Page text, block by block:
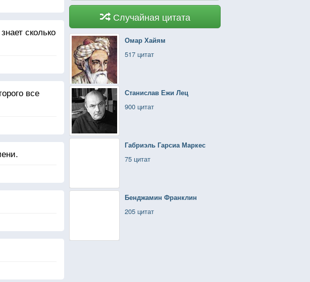
Случайная цитата
Омар Хайям
517 цитат
Станислав Ежи Лец
900 цитат
Габриэль Гарсиа Маркес
75 цитат
Бенджамин Франклин
205 цитат
сколько
все